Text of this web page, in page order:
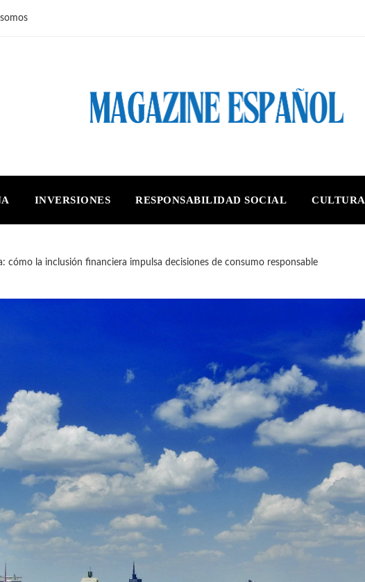
INVERSIONES RESPONSABILIDAD SOCIAL CULTURA
cómo la inclusión financiera impulsa decisiones de consumo responsable